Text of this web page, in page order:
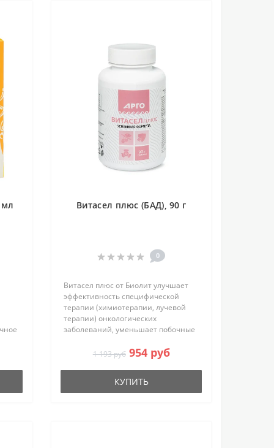
Витасел плюс (БАД), 90 г
0
Витасел плюс от Биолит улучшает
эффективность специфической
терапии (химиотерапии, лучевой
терапии) онкологических
заболеваний, уменьшает побочные
комплексной терапии
злокачественных опухолей,
способствует повышению
1 193 руб 954 руб
КУПИТЬ